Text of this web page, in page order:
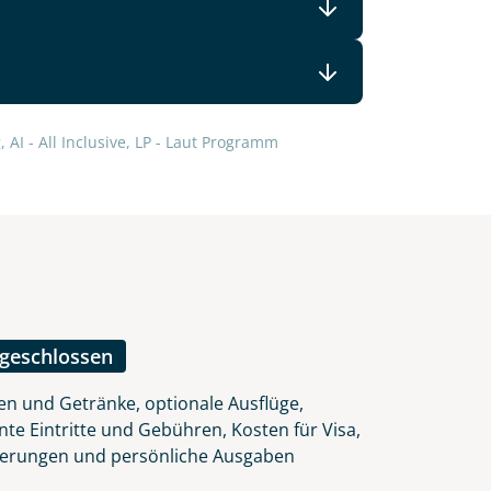
AI - All Inclusive, LP - Laut Programm
und Getränke, optionale Ausflüge,
Eintritte und Gebühren, Kosten für Visa,
und persönliche Ausgaben
erklären Sie, dass Sie die